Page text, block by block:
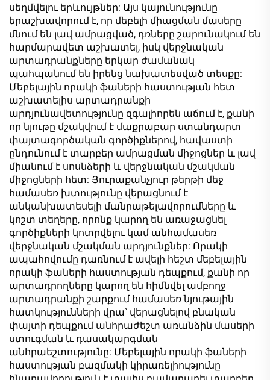
սեղմվելու երևույթներ: Այս կայունությունը
երաշխավորում է, որ մեբելի միացման մասերը
մնում են լավ ամրացված, դռները շարունակում են
հարմարավետ աշխատել, իսկ վերջնական
արտադրանքները երկար ժամանակ
պահպանում են իրենց նախատեսված տեսքը:
Մեբելային որակի ֆաների հաստության հետ
աշխատելիս արտադրանքի
արդյունավետությունը զգալիորեն աճում է, քանի
որ նյութը մշակվում է մաքրաբար ստանդարտ
փայտագործական գործիքներով, հավաստի
ընդունում է տարբեր ամրացման միջոցներ և լավ
միանում է սոսնձերի և վերջնական մշակման
միջոցների հետ: Յուրաքանչյուր թերթի մեջ
համասեռ խտությունը վերացնում է
անկանխատեսելի մանրաթելավորումները և
կոշտ տեղերը, որոնք կարող են առաջացնել
գործիքների կոտրվելու կամ անհամասեռ
վերջնական մշակման արդյունքներ: Որակի
ապահովումը դառնում է ավելի հեշտ մեբելային
որակի ֆաների հաստության դեպքում, քանի որ
արտադրողները կարող են հիմնվել ամբողջ
արտադրանքի շարքում համասեռ նյութային
հատկությունների վրա՝ վերացնելով բնական
փայտի դեպքում անհրաժեշտ առանձին մասերի
ստուգման և դասակարգման
անհրաեշտությունը: Մեբելային որակի ֆաների
հաստության բազմակի կիրառելիությունը